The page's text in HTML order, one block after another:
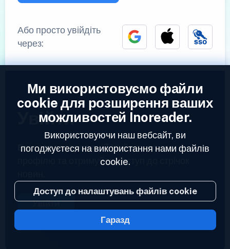
Або просто увійдіть
через:
Увійти
Вже зареєстровані?Увійдіть до свого
профілю та отримуйте доступ до стрічок
Увійти
2023 © Inoreader
Ми використовуємо файли
cookie для розширення ваших
можливостей Inoreader.
Використовуючи наш вебсайт, ви
погоджуєтеся на використання нами файлів
cookie.
Доступ до налаштувань файлів cookie
Гаразд